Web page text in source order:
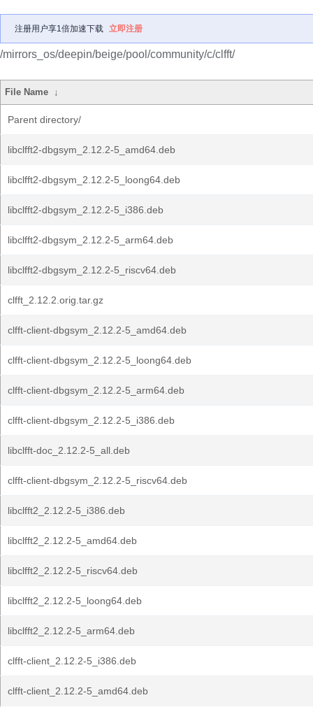
注册用户享1倍加速下载 立即注册
/mirrors_os/deepin/beige/pool/community/c/clfft/
File Name ↓
Parent directory/
libclfft2-dbgsym_2.12.2-5_amd64.deb
libclfft2-dbgsym_2.12.2-5_loong64.deb
libclfft2-dbgsym_2.12.2-5_i386.deb
libclfft2-dbgsym_2.12.2-5_arm64.deb
libclfft2-dbgsym_2.12.2-5_riscv64.deb
clfft_2.12.2.orig.tar.gz
clfft-client-dbgsym_2.12.2-5_amd64.deb
clfft-client-dbgsym_2.12.2-5_loong64.deb
clfft-client-dbgsym_2.12.2-5_arm64.deb
clfft-client-dbgsym_2.12.2-5_i386.deb
libclfft-doc_2.12.2-5_all.deb
clfft-client-dbgsym_2.12.2-5_riscv64.deb
libclfft2_2.12.2-5_i386.deb
libclfft2_2.12.2-5_amd64.deb
libclfft2_2.12.2-5_riscv64.deb
libclfft2_2.12.2-5_loong64.deb
libclfft2_2.12.2-5_arm64.deb
clfft-client_2.12.2-5_i386.deb
clfft-client_2.12.2-5_amd64.deb